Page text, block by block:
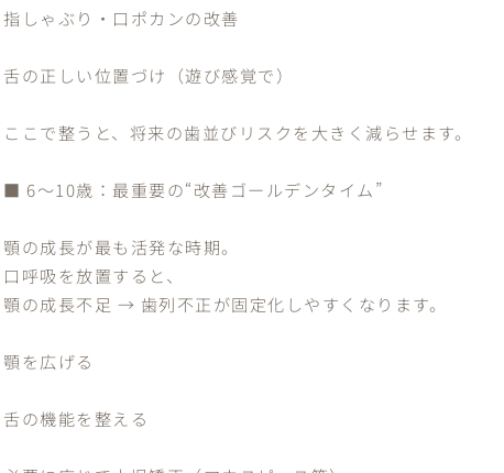
指しゃぶり・口ポカンの改善
舌の正しい位置づけ（遊び感覚で）
ここで整うと、将来の歯並びリスクを大きく減らせます。
■ 6〜10歳：最重要の“改善ゴールデンタイム”
顎の成長が最も活発な時期。
口呼吸を放置すると、
顎の成長不足 → 歯列不正が固定化しやすくなります。
顎を広げる
舌の機能を整える